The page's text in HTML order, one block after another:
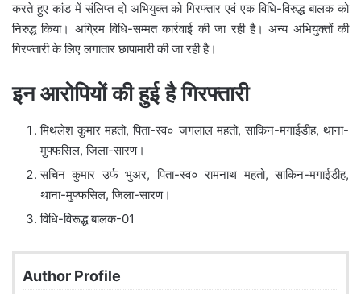
करते हुए कांड में संलिप्त दो अभियुक्त को गिरफ्तार एवं एक विधि-विरुद्ध बालक को
निरुद्ध किया। अग्रिम विधि-सम्मत कार्रवाई की जा रही है। अन्य अभियुक्तों की
गिरफ्तारी के लिए लगातार छापामारी की जा रही है।
इन आरोपियों की हुई है गिरफ्तारी
मिथलेश कुमार महतो, पिता-स्व० जगलाल महतो, साकिन-मगाईडीह, थाना-
मुफ्फसिल, जिला-सारण।
सचिन कुमार उर्फ भुअर, पिता-स्व० रामनाथ महतो, साकिन-मगाईडीह,
थाना-मुफ्फसिल, जिला-सारण।
विधि-विरूद्ध बालक-01
Author Profile